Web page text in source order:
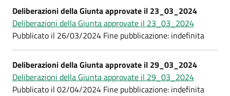
Deliberazioni della Giunta approvate il 23_03_2024
Deliberazioni della Giunta approvate il 23_03_2024
Pubblicato il 26/03/2024 Fine pubblicazione: indefinita
Deliberazioni della Giunta approvate il 29_03_2024
Deliberazioni della Giunta approvate il 29_03_2024
Pubblicato il 02/04/2024 Fine pubblicazione: indefinita